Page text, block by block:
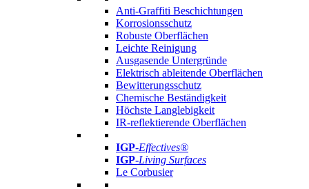
Anti-Graffiti Beschichtungen
Korrosionsschutz
Robuste Oberflächen
Leichte Reinigung
Ausgasende Untergründe
Elektrisch ableitende Oberflächen
Bewitterungsschutz
Chemische Beständigkeit
Höchste Langlebigkeit
IR-reflektierende Oberflächen
IGP-Effectives®
IGP-Living Surfaces
Le Corbusier